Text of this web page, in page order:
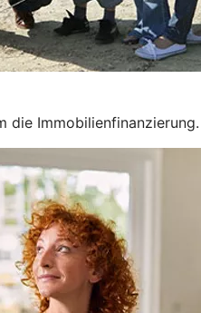
die Immobilienfinanzierung.